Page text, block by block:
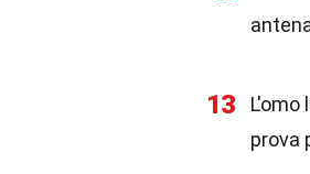
13
L'omo
prova